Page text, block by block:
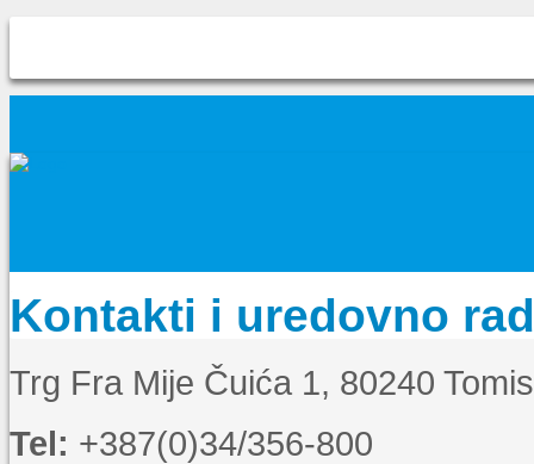
Kontakti i uredovno
Trg Fra Mije Čuića 1, 80240
Tel: +387(0)34/356-800